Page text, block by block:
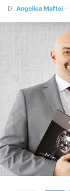
Di Angelica Maftei -